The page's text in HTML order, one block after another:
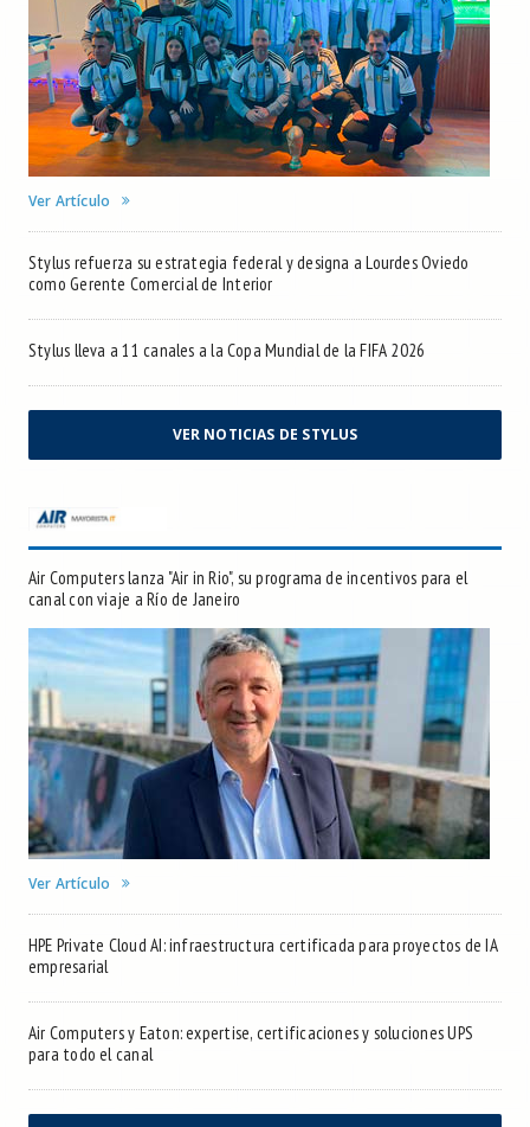
Ver Artículo
Stylus refuerza su estrategia federal y designa a Lourdes Oviedo
como Gerente Comercial de Interior
Stylus lleva a 11 canales a la Copa Mundial de la FIFA 2026
VER NOTICIAS DE STYLUS
Air Computers lanza "Air in Rio", su programa de incentivos para el
canal con viaje a Río de Janeiro
Ver Artículo
HPE Private Cloud AI: infraestructura certificada para proyectos de IA
empresarial
Air Computers y Eaton: expertise, certificaciones y soluciones UPS
para todo el canal